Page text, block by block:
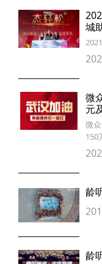
城
微
元
微
150
龄
龄